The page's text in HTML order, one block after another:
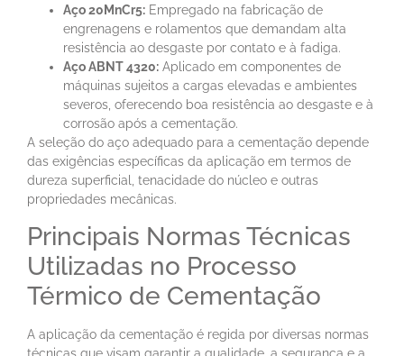
Aço 20MnCr5: Empregado na fabricação de
engrenagens e rolamentos que demandam alta
resistência ao desgaste por contato e à fadiga.
Aço ABNT 4320: Aplicado em componentes de
máquinas sujeitos a cargas elevadas e ambientes
severos, oferecendo boa resistência ao desgaste e à
corrosão após a cementação.
A seleção do aço adequado para a cementação depende
das exigências específicas da aplicação em termos de
dureza superficial, tenacidade do núcleo e outras
propriedades mecânicas.
Principais Normas Técnicas
Utilizadas no Processo
Térmico de Cementação
A aplicação da cementação é regida por diversas normas